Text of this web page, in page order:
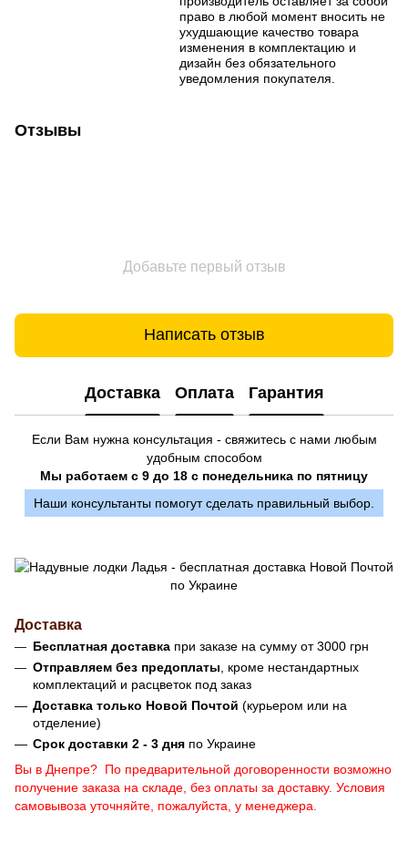
право в любой момент вносить не
ухудшающие качество товара
изменения в комплектацию и
дизайн без обязательного
уведомления покупателя.
Отзывы
Добавьте первый отзыв
Написать отзыв
Доставка Оплата Гарантия
Если Вам нужна консультация - свяжитесь с нами любым
удобным способом
Мы работаем с 9 до 18 с понедельника по пятницу
Наши консультанты помогут сделать правильный выбор.
Доставка
Бесплатная доставка при заказе на сумму от 3000 грн
Отправляем без предоплаты , кроме нестандартных
комплектаций и расцветок под заказ
Доставка только Новой Почтой (курьером или на
отделение)
Срок доставки 2 - 3 дня по Украине
Вы в Днепре? По предварительной договоренности возможно
получение заказа на складе, без оплаты за доставку. Условия
самовывоза уточняйте, пожалуйста, у менеджера.